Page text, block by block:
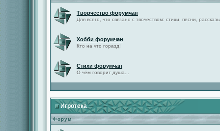
Творчество форумчан
Для всего, что связано с твочеством: стихи, песни,
Хобби форумчан
Кто на что горазд!
Стихи форумчан
О чём говорит душа...
Игротека
Форум